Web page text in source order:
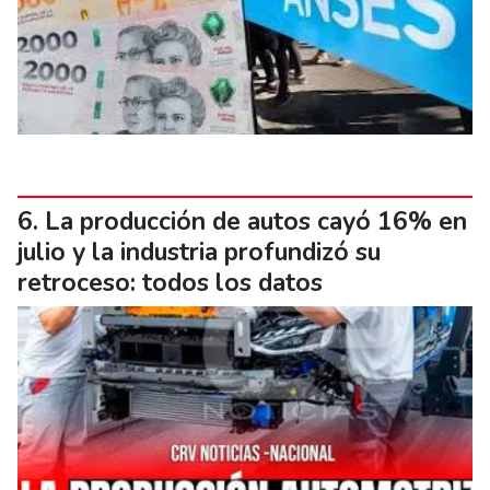
La producción de autos cayó 16% en
julio y la industria profundizó su
retroceso: todos los datos